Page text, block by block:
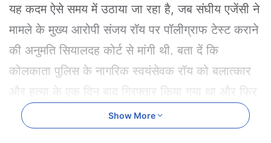
यह कदम ऐसे समय में उठाया जा रहा है, जब संघीय एजेंसी ने
मामले के मुख्य आरोपी संजय रॉय पर पॉलीग्राफ टेस्ट कराने
की अनुमति सियालदह कोर्ट से मांगी थी. बता दें कि
कोलकाता पुलिस के नागरिक स्वयंसेवक रॉय को बलात्कार
और हत्या के एक दिन बाद गिरफ्तार किया गया था और फिर
उसे सीबीआई को सौंप दिया गया था.
Show More